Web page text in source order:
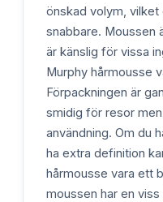
önskad volym,
snabbare. Moussen
är känslig för vissa
Murphy hårmousse
Förpackningen är
smidig för resor
användning. Om du
ha extra definition
hårmousse vara ett
moussen har en